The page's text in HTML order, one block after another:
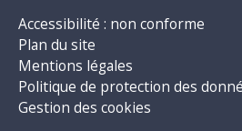
Accessibilité : non conforme
Plan du site
Mentions légales
Politique de protection des
Gestion des cookies